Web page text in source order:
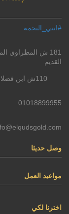
#انتي_النجمة
181 ش المطراوي
القديم
110ش ابن فضلان متفرع من شارع الطيران مدينة نصر
01018899955
وصل حديثا
مواعيد العمل
اخترنا لكي